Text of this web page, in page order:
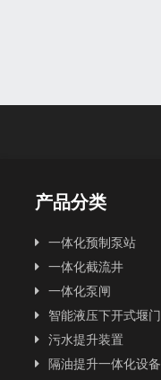
产品分类
一体化预制泵站
一体化截流井
一体化泵闸
智能液压下开式堰门
污水提升装置
隔油提升一体化设备